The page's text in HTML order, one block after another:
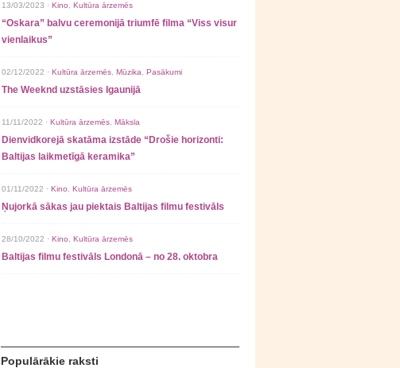
13/03/2023 · Kino Kultūra ārzemēs
“Oskara” balvu ceremonijā triumfē filma “Viss visur
vienlaikus”
02/12/2022 · Kultūra ārzemēs Mūzika Pasākumi
The Weeknd uzstāsies Igaunijā
11/11/2022 · Kultūra ārzemēs Māksla
Dienvidkorejā skatāma izstāde “Drošie horizonti:
Baltijas laikmetīgā keramika”
01/11/2022 · Kino Kultūra ārzemēs
Ņujorkā sākas jau piektais Baltijas filmu festivāls
28/10/2022 · Kino Kultūra ārzemēs
Baltijas filmu festivāls Londonā – no 28. oktobra
Populārākie raksti